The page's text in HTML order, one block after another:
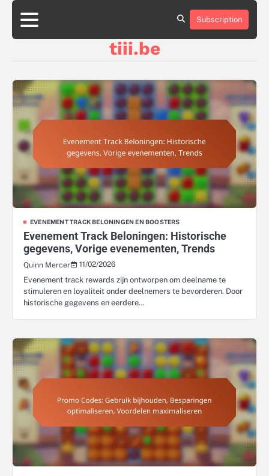
Skip
content
About
Contact
Cookie
Privacy
Sitemap
Terms
Subscription
tiii.be
EVENEMENT TRACK BELONINGEN EN BOOSTERS
Evenement Track Beloningen: Historische
gegevens, Vorige evenementen, Trends
Quinn Mercer
11/02/2026
Evenement track rewards zijn ontworpen om deelname te
stimuleren en loyaliteit onder deelnemers te bevorderen. Door
historische gegevens en eerdere…